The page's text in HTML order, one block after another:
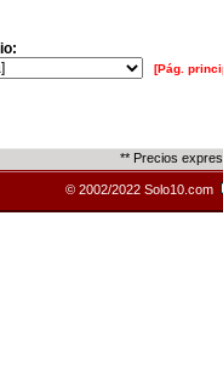
[Pág.
** Precios
© 2002/2022 Solo10.com